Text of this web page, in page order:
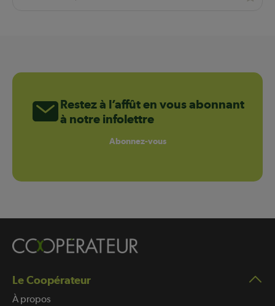
Restez à l’affût en vous abonnant
à notre infolettre
Abonnez-vous
Le Coopérateur
À propos